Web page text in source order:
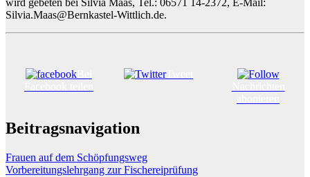
Silvia.Maas@Bernkastel-Wittlich.de.
Tweet
Beitragsnavigation
Frauen auf dem Schöpfungsweg
Vorbereitungslehrgang zur Fischereiprüfung